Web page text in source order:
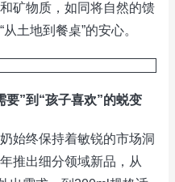
矿物质，如同将自然的馈
土地到餐桌”的安心。
要”到“孩子喜欢”的蜕变
终保持着敏锐的市场洞
推出细分领域新品，从